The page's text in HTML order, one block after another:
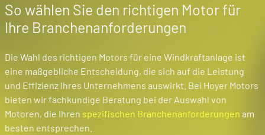
So wählen Sie den richtigen Motor für
Ihre Branchenanforderungen
Die Wahl des richtigen Motors für eine Windkraftanlage ist
eine maßgebliche Entscheidung, die sich auf die Leistung
und Effizienz Ihres Unternehmens auswirkt. Bei Hoyer Motors
bieten wir fachkundige Beratung bei der Auswahl von
Motoren, die Ihren spezifischen Branchenanforderungen am
besten entsprechen.